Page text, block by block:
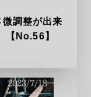
調整が出来
【No.56】